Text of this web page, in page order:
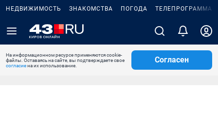
НЕДВИЖИМОСТЬ ЗНАКОМСТВА ПОГОДА ТЕЛЕПРОГРАММА
На информационном ресурсе применяются cookie-
файлы. Оставаясь на сайте, вы подтверждаете свое
согласиена их использование.
Согласен